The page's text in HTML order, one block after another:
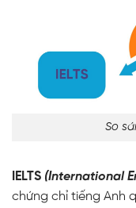
So
IELTS (International
chứng chỉ tiếng Anh